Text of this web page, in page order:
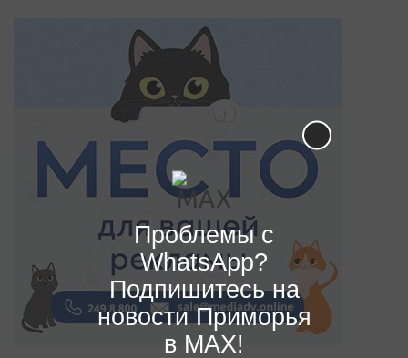
Проблемы с
WhatsApp?
Подпишитесь на
новости Приморья
в MAX!